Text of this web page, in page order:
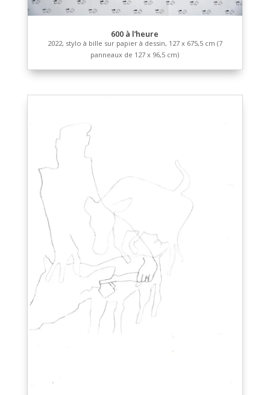
[…] Cri
Lettrification
2022, marqueur sur papier à dessin, 90 x 130 cm